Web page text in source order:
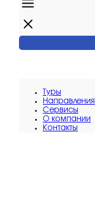
Туры
Направления
Сервисы
O компании
Контакты